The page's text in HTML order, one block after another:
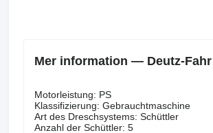
Mer information — Deutz-
Motorleistung: PS
Klassifizierung: Gebrauchtmaschine
Art des Dreschsystems: Schüttler
Anzahl der Schüttler: 5